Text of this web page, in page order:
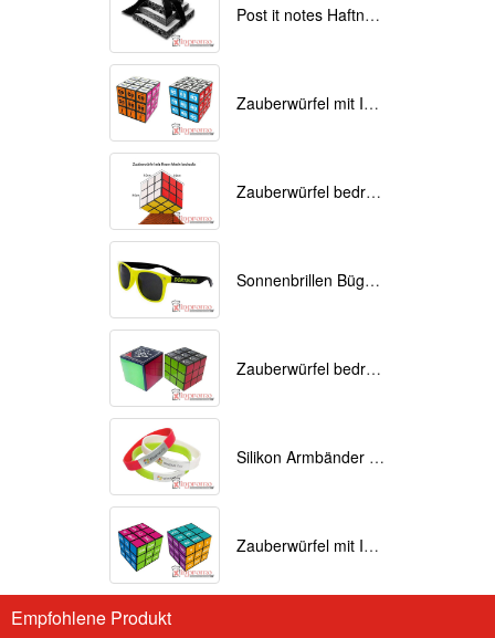
Post it notes Haftnotizen mit Individuellem Druck
Zauberwürfel mit Ihrem Logo als Werbemittel
Zauberwürfel bedruckt als Werbemittel 9cmx9cmx9cm
Sonnenbrillen Bügel bedrucken
Zauberwürfel bedrucken als Werbeartikel
Silikon Armbänder mit Ihrem Logo bedruckt
Zauberwürfel mit Ihrem Motiv
Empfohlene Produkt